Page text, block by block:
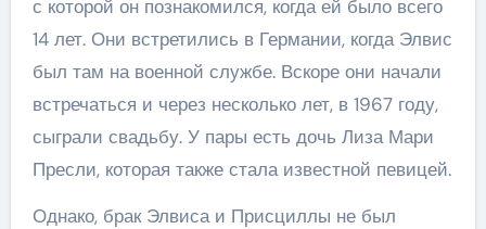
с которой он познакомился, когда ей было всего
14 лет. Они встретились в Германии, когда Элвис
был там на военной службе. Вскоре они начали
встречаться и через несколько лет, в 1967 году,
сыграли свадьбу. У пары есть дочь Лиза Мари
Пресли, которая также стала известной певицей.
Однако, брак Элвиса и Присциллы не был